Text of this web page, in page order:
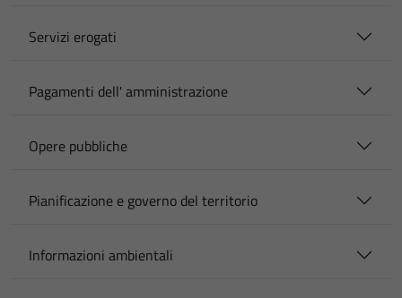
Servizi erogati
Pagamenti dell' amministrazione
Opere pubbliche
Pianificazione e governo del territorio
Informazioni ambientali